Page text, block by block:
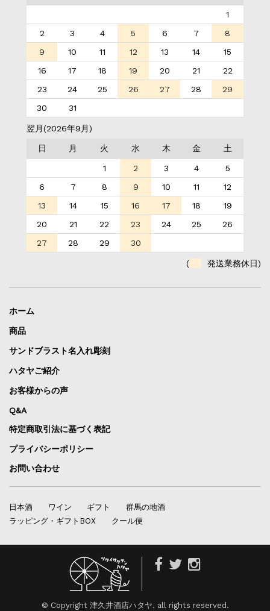
1
2
3 4 5 6 7
8
9
10 11 12 13 14
15
16
17 18 19 20 21
22
23
24 25 26 27 28
29
30
31
翌月(2026年9月)
日 月 火 水 木 金 土
1 2 3 4
5
6
7 8 9 10 11
12
13
14 15 16 17 18
19
20
21 22 23 24 25
26
27
28 29 30
( 発送業務休日)
ホーム
商品
サンドブラスト名入れ彫刻
ハタヤご紹介
お客様からの声
Q&A
特定商取引法に基づく表記
プライバシーポリシー
お問い合わせ
日本酒 ワイン ギフト
群馬の地酒
ラッピング・ギフトBOX
クール便
© Copyright 津久井酒店ハタヤ. all rights reserved.